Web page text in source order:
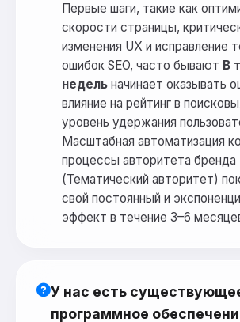
Первые шаги, такие как
скорости страницы,
изменения UX и исправление
ошибок SEO, часто бывают В
недель начинает оказывать
влияние на рейтинг в
уровень удержания
Масштабная автоматизация
процессы авторитета бренда
(Тематический авторитет)
свой постоянный и
эффект в течение 3–6
У нас есть
программное